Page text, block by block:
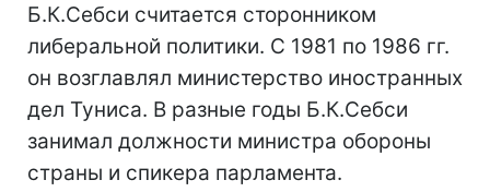
Б.К.Себси считается сторонником
либеральной политики. С 1981 по 1986 гг.
он возглавлял министерство иностранных
дел Туниса. В разные годы Б.К.Себси
занимал должности министра обороны
страны и спикера парламента.